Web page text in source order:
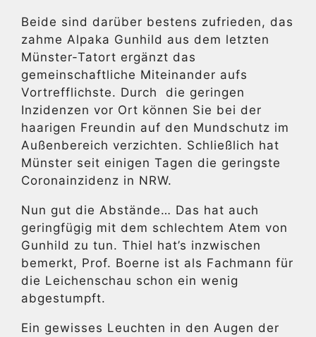
Beide sind darüber bestens zufrieden, das
zahme Alpaka Gunhild aus dem letzten
Münster-Tatort ergänzt das
gemeinschaftliche Miteinander aufs
Vortrefflichste. Durch die geringen
Inzidenzen vor Ort können Sie bei der
haarigen Freundin auf den Mundschutz im
Außenbereich verzichten. Schließlich hat
Münster seit einigen Tagen die geringste
Coronainzidenz in NRW.
Nun gut die Abstände… Das hat auch
geringfügig mit dem schlechtem Atem von
Gunhild zu tun. Thiel hat’s inzwischen
bemerkt, Prof. Boerne ist als Fachmann für
die Leichenschau schon ein wenig
abgestumpft.
Ein gewisses Leuchten in den Augen der